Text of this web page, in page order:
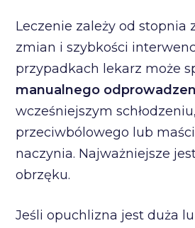
Leczenie zależy od stopnia
zmian i szybkości
przypadkach lekarz może
manualnego
wcześniejszym
przeciwbólowego lub
naczynia. Najważniejsze
obrzęku.
Jeśli opuchlizna jest duża